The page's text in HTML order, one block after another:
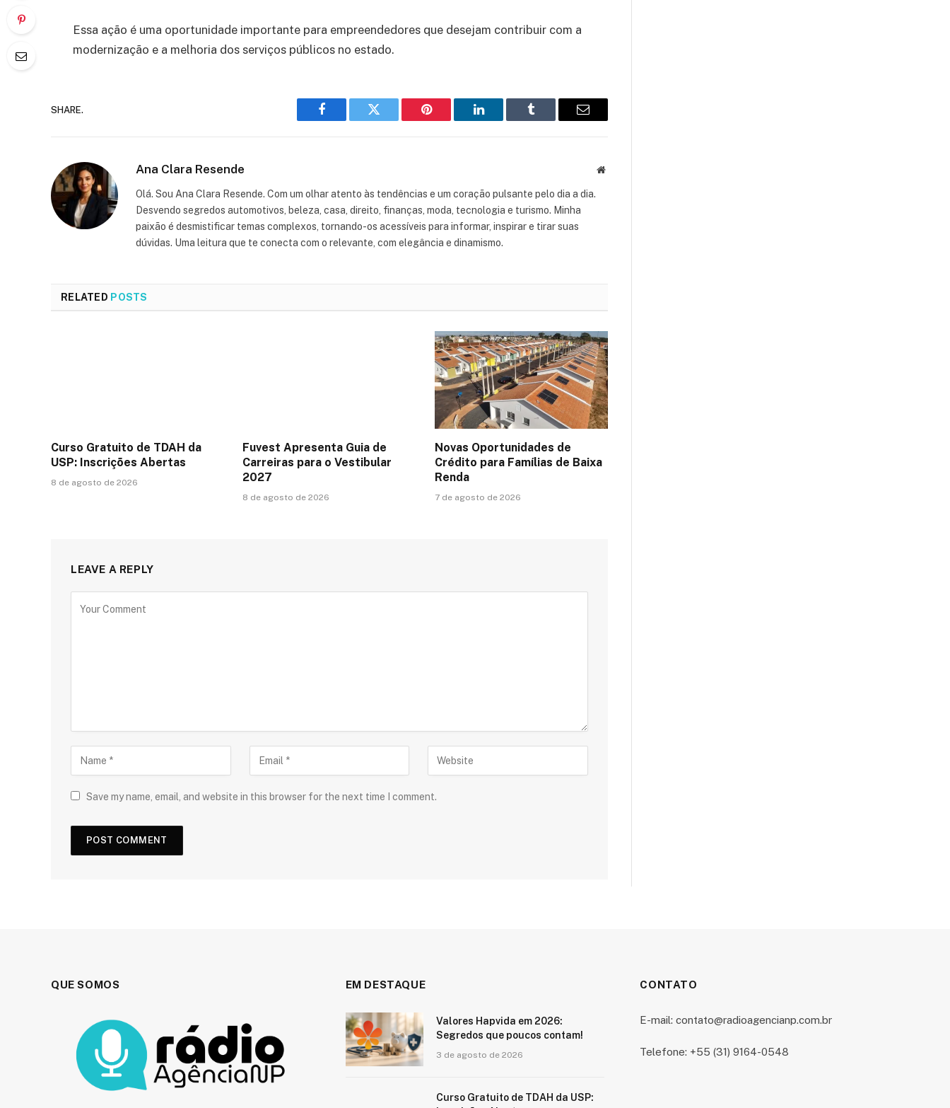
Essa ação é uma oportunidade importante para empreendedores que desejam contribuir com a
modernização e a melhoria dos serviços públicos no estado.
SHARE.
Facebook Twitter Pinterest LinkedIn Tumblr Email
Ana Clara Resende Website
Olá. Sou Ana Clara Resende. Com um olhar atento às tendências e um coração pulsante pelo dia a dia.
Desvendo segredos automotivos, beleza, casa, direito, finanças, moda, tecnologia e turismo. Minha
paixão é desmistificar temas complexos, tornando-os acessíveis para informar, inspirar e tirar suas
dúvidas. Uma leitura que te conecta com o relevante, com elegância e dinamismo.
RELATED POSTS
Curso Gratuito de TDAH da
USP: Inscrições Abertas
8 de agosto de 2026
Fuvest Apresenta Guia de
Carreiras para o Vestibular
2027
8 de agosto de 2026
Novas Oportunidades de
Crédito para Famílias de Baixa
Renda
7 de agosto de 2026
LEAVE A REPLY
Save my name, email, and website in this browser for the next time I comment.
QUE SOMOS EM DESTAQUE
Valores Hapvida em 2026:
Segredos que poucos contam!
3 de agosto de 2026
Curso Gratuito de TDAH da USP:
CONTATO
E-mail: contato@radioagencianp.com.br
Telefone: +55 (31) 9164-0548